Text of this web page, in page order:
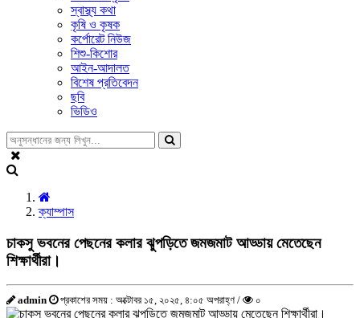
স্বাস্থ্য কথা
কৃষি ও কৃষক
কর্পোরেট নিউজ
শিশু-কিশোর
আইন-আদালত
বিশেষ প্রতিবেদন
ছবি
ভিডিও
ক্যাম্পাস
চাকসু ভবনের পেছনের কলার ঝুপড়িতে জমজমাট আড্ডায় মেতেছেন
শিক্ষার্থীরা।
admin প্রকাশের সময় : অক্টোবর ১৫, ২০২৫, ৪:০৫ অপরাহ্ণ / ০